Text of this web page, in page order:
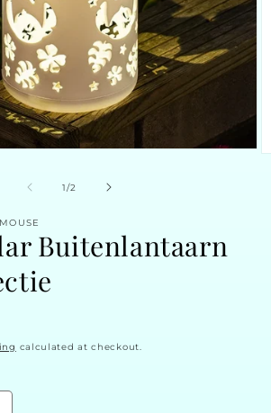
1/of
2
Buitenlantaarn
calculated at checkout.